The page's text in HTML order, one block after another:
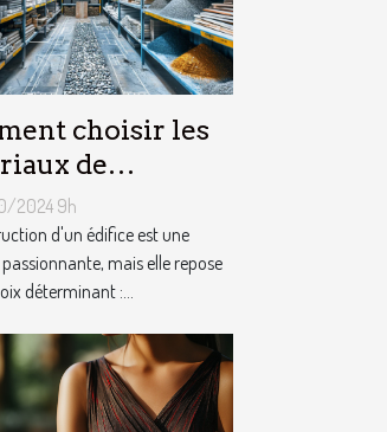
choisir les
de
adaptés à
projet
2024 9h
d'un édifice est une
mais elle repose
déterminant :...